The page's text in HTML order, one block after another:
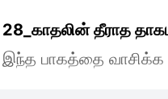
28_காதலின் தீராத
இந்த பாகத்தை